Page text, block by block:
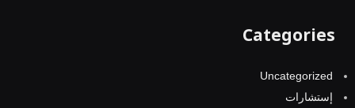
Categories
Uncategorized
إستشارات